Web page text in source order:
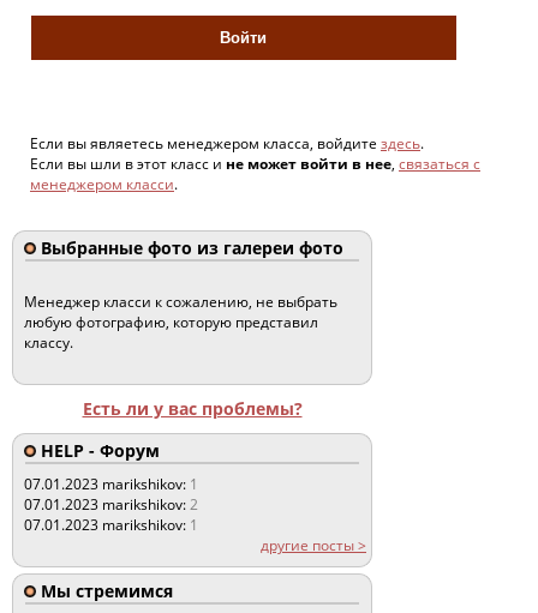
Если вы являетесь менеджером класса, войдите здесь.
Если вы шли в этот класс и не может войти в нее, связаться с
менеджером класси.
Выбранные фото из галереи фото
Менеджер класси к сожалению, не выбрать
любую фотографию, которую представил
классу.
Есть ли у вас проблемы?
HELP - Форум
07.01.2023 marikshikov: 1
07.01.2023 marikshikov:2
07.01.2023 marikshikov: 1
другие посты >
Мы стремимся